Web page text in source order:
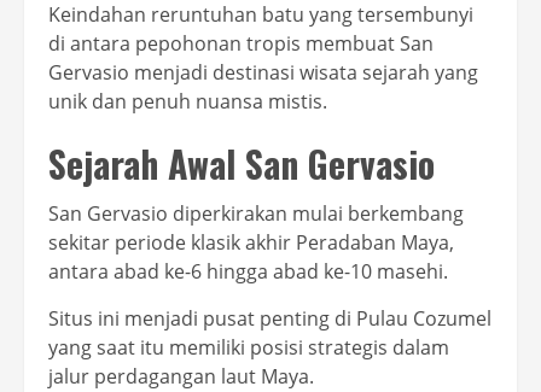
Keindahan reruntuhan batu yang tersembunyi
di antara pepohonan tropis membuat San
Gervasio menjadi destinasi wisata sejarah yang
unik dan penuh nuansa mistis.
Sejarah Awal San Gervasio
San Gervasio diperkirakan mulai berkembang
sekitar periode klasik akhir Peradaban Maya,
antara abad ke-6 hingga abad ke-10 masehi.
Situs ini menjadi pusat penting di Pulau Cozumel
yang saat itu memiliki posisi strategis dalam
jalur perdagangan laut Maya.